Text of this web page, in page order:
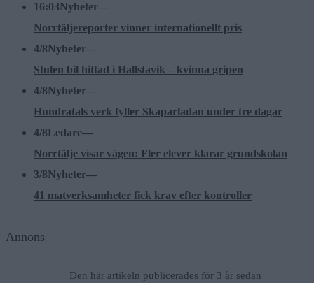
16:03Nyheter—
Norrtäljereporter vinner internationellt pris
4/8Nyheter—
Stulen bil hittad i Hallstavik – kvinna gripen
4/8Nyheter—
Hundratals verk fyller Skaparladan under tre dagar
4/8Ledare—
Norrtälje visar vägen: Fler elever klarar grundskolan
3/8Nyheter—
41 matverksamheter fick krav efter kontroller
Annons
Den här artikeln publicerades för 3 år sedan